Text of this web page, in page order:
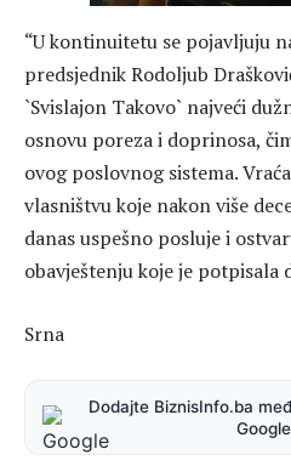
“U kontinuitetu se pojavljuju
predsjednik Rodoljub
`Svislajon Takovo` najveći
osnovu poreza i doprinosa,
ovog poslovnog sistema.
vlasništvu koje nakon više
danas uspešno posluje i
obavještenju koje je potpisala
Srna
Dodajte BiznisInfo.ba